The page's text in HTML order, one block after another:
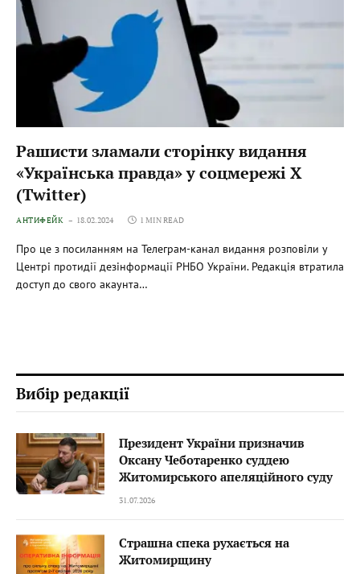
Рашисти зламали сторінку видання
«Українська правда» у соцмережі X
(Twitter)
АНТИФЕЙК 18.02.2024 1 MIN READ
Про це з посиланням на Телеграм-канал видання розповіли у
Центрі протидії дезінформації РНБО України. Редакція втратила
доступ до свого акаунта…
Вибір редакції
Президент України призначив
Оксану Чеботаренко суддею
Житомирського апеляційного суду
31.07.2026
Страшна спека рухається на
Житомирщину